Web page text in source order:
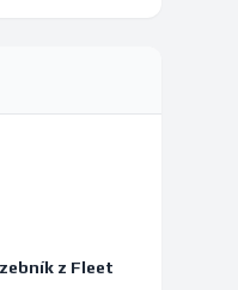
z Fleet